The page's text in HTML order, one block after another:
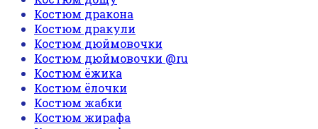
Костюм дракона
Костюм дракули
Костюм дюймовочки
Костюм дюймовочки @ru
Костюм ёжика
Костюм ёлочки
Костюм жабки
Костюм жирафа